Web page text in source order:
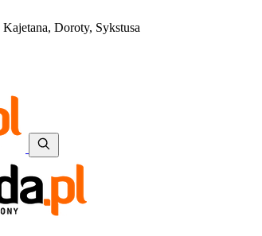
Kajetana, Doroty, Sykstusa